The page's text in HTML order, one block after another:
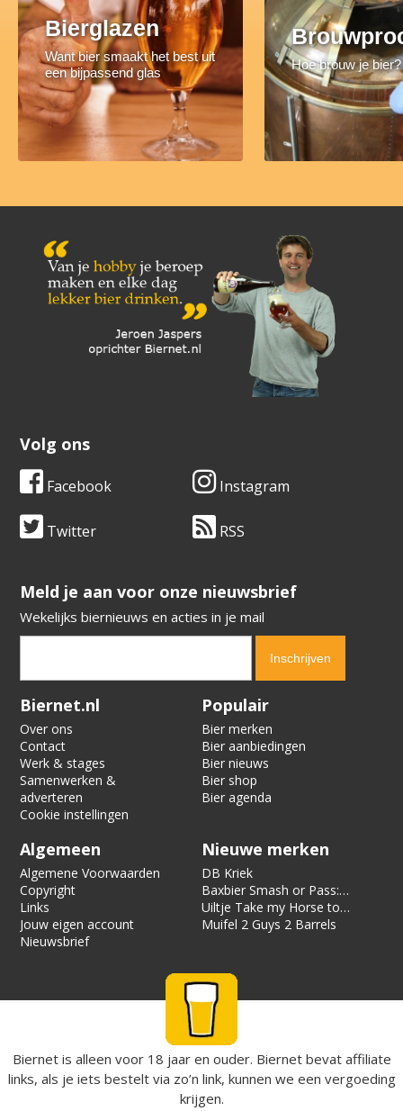
Bierglazen
Want bier smaakt het best uit
een bijpassend glas
Hoe brouw je bier?
Volg ons
Facebook Instagram
Twitter RSS
​​​​​​​Meld je aan voor onze nieuwsbrief
Wekelijks biernieuws en acties in je mail
Verification code:
Biernet.nl
Over ons
Contact
Werk & stages
Samenwerken &
adverteren
Cookie instellingen
Populair
Bier merken
Bier aanbiedingen
Bier nieuws
Bier shop
Bier agenda
Algemeen
Algemene Voorwaarden
Copyright
Links
Jouw eigen account
Nieuwsbrief
Nieuwe merken
DB Kriek
Baxbier Smash or Pass:
Strata
Uiltje Take my Horse to
the Hotel Room
Muifel 2 Guys 2 Barrels
Biernet is alleen voor 18 jaar en ouder. Biernet bevat affiliate
links, als je iets bestelt via zo’n link, kunnen we een vergoeding
krijgen.